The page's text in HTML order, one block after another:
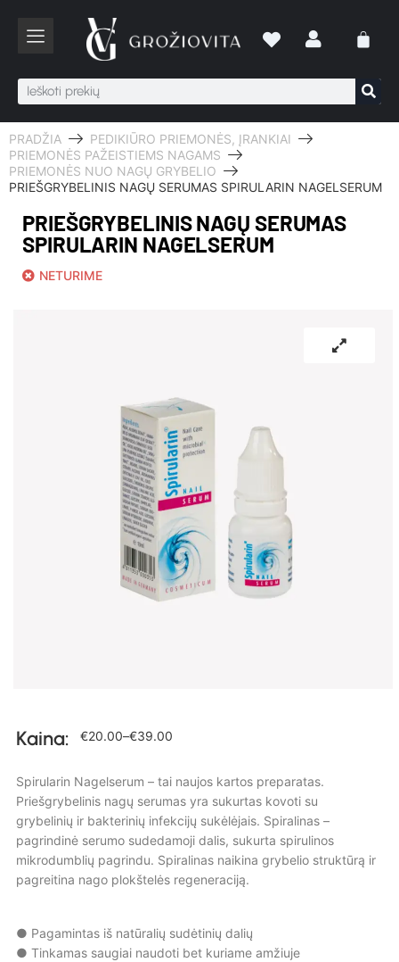
PRADŽIA
PEDIKIŪRO PRIEMONĖS, ĮRANKIAI
PRIEMONĖS PAŽEISTIEMS NAGAMS
PRIEMONĖS NUO NAGŲ GRYBELIO
PRIEŠGRYBELINIS NAGŲ SERUMAS SPIRULARIN NAGELSERUM
PRIEŠGRYBELINIS NAGŲ SERUMAS
SPIRULARIN NAGELSERUM
NETURIME
Kaina: €20.00–€39.00
Spirularin Nagelserum – tai naujos kartos preparatas.
Priešgrybelinis nagų serumas yra sukurtas kovoti su
grybelinių ir bakterinių infekcijų sukėlėjais. Spiralinas –
pagrindinė serumo sudedamoji dalis, sukurta spirulinos
mikrodumblių pagrindu. Spiralinas naikina grybelio struktūrą ir
pagreitina nago plokštelės regeneraciją.
● Pagamintas iš natūralių sudėtinių dalių
● Tinkamas saugiai naudoti bet kuriame amžiuje